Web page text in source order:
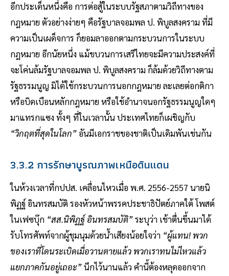
อีกประเด็นหนึ่งคือ การต่อสู้ในระบบรัฐสภาตามวิถีทางของ
กฎหมาย ตัวอย่างง่ายๆ คือรัฐบาลจอมพล ป. พิบูลสงคราม ที่มี
ความเป็นเผด็จการ ก็ยอมลาออกตามกระบวนการในระบบ
กฎหมาย อีกนัยหนึ่ง แม้ขบวนการเสรีไทยจะมีความประสงค์ที่
จะโค่นล้มรัฐบาลจอมพล ป. พิบูลสงคราม ก็ล้มด้วยวิถีทางตาม
รัฐธรรมนูญ มิได้ใช้กระบวนการนอกกฎหมาย ละเลยต่อกติกา
หรือบิดเบือนหลักกฎหมาย หรือใช้อำนาจนอกรัฐธรรมนูญใดๆ
มาแทรกแซง ทั้งๆ ที่ในเวลานั้น ประเทศไทยก็เผชิญกับ
“วิกฤตที่สุดในโลก” อันมีเอกราชของชาติเป็นเดิมพันเช่นกัน
3.3.2 การรักษาบูรณภาพเหนือดินแดน
ในห้วงเวลาที่กปปส. เคลื่อนไหวเมื่อ พ.ศ. 2556-2557 นายนิ
พิฏฐ์ อินทรสมบัติ รองหัวหน้าพรรคประชาธิปัตย์ภาคใต้ โพสต์
ในเฟซบุ๊ก “สส.นิพิฏฐ์ อินทรสมบัติ”ระบุว่า เช้าตื่นขึ้นมาได้
รับโทรศัพท์จากผู้ชุมนุมด้วยน้ำเสียงน้อยใจว่า “ผู้แทน! พวก
ของเราที่โดนระเบิดเมื่อวานตายแล้ว พวกเราทนไม่ไหวแล้ว
แยกภาคกันอยู่เถอะ”นึกไว้นานแล้ว คำนี้ต้องหลุดออกจาก